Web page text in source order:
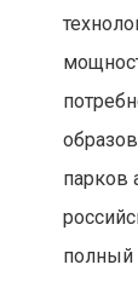
парков